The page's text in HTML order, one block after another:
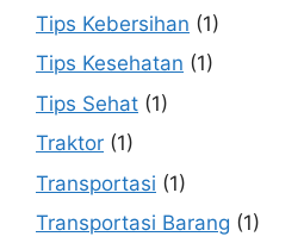
Tips Kebersihan (1)
Tips Kesehatan (1)
Tips Sehat (1)
Traktor (1)
Transportasi (1)
Transportasi Barang (1)